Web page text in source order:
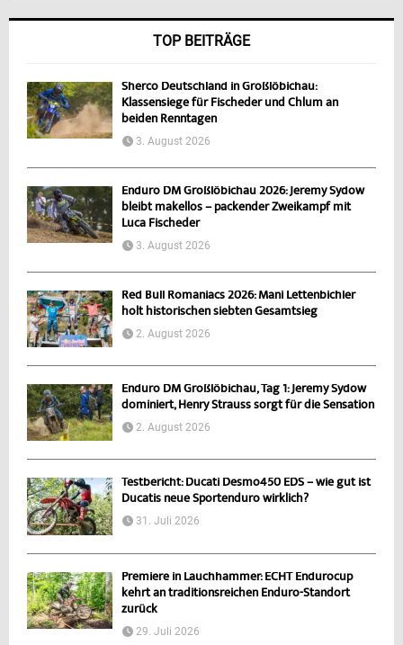
TOP BEITRÄGE
Sherco Deutschland in Großlöbichau:
Klassensiege für Fischeder und Chlum an
beiden Renntagen
3. August 2026
Enduro DM Großlöbichau 2026: Jeremy Sydow
bleibt makellos – packender Zweikampf mit
Luca Fischeder
3. August 2026
Red Bull Romaniacs 2026: Mani Lettenbichler
holt historischen siebten Gesamtsieg
2. August 2026
Enduro DM Großlöbichau, Tag 1: Jeremy Sydow
dominiert, Henry Strauss sorgt für die Sensation
2. August 2026
Testbericht: Ducati Desmo450 EDS – wie gut ist
Ducatis neue Sportenduro wirklich?
31. Juli 2026
Premiere in Lauchhammer: ECHT Endurocup
kehrt an traditionsreichen Enduro-Standort
zurück
29. Juli 2026